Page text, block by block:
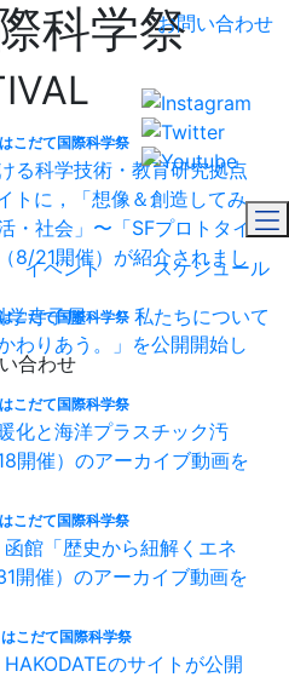
お問い合わせ
イベント
スケジュール
学寺子屋
私たちについて
合わせ
科学祭
はこだて国際科学祭
る科学技術・教育研究拠点
トに，「想像＆創造してみ
・社会」〜「SFプロトタイ
8/21開催）が紹介されまし
はこだて国際科学祭
わりあう。」を公開開始し
はこだて国際科学祭
化と海洋プラスチック汚
開催）のアーカイブ動画を
はこだて国際科学祭
館「歴史から紐解くエネ
開催）のアーカイブ動画を
はこだて国際科学祭
のサイトが公開